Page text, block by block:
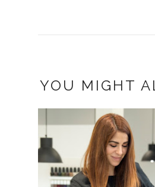
YOU MIGHT